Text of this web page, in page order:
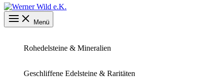
Menü
Rohedelsteine & Mineralien
Geschliffene Edelsteine & Raritäten